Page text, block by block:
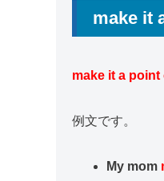
make it
make it a point
例文です。
My mom